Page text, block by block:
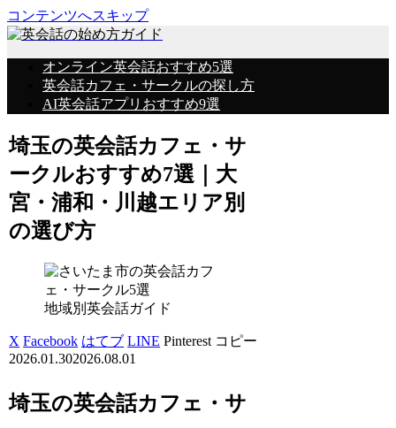
コンテンツへスキップ
オンライン英会話おすすめ5選
英会話カフェ・サークルの探し方
AI英会話アプリおすすめ9選
埼玉の英会話カフェ・サ
ークルおすすめ7選｜大
宮・浦和・川越エリア別
の選び方
地域別英会話ガイド
X Facebook はてブ LINE Pinterest コピー
2026.01.302026.08.01
埼玉の英会話カフェ・サ